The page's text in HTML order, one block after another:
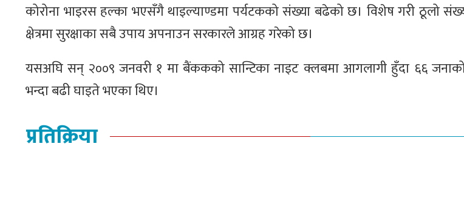
कोरोना भाइरस हल्का भएसँगै थाइल्याण्डमा पर्यटकको संख्या बढेको छ। विशेष गरी ठूलो
क्षेत्रमा सुरक्षाका सबै उपाय अपनाउन सरकारले आग्रह गरेको छ।
यसअघि सन् २००९ जनवरी १ मा बैंककको सान्टिका नाइट क्लबमा आगलागी हुँदा ६६
भन्दा बढी घाइते भएका थिए।
प्रतिक्रिया